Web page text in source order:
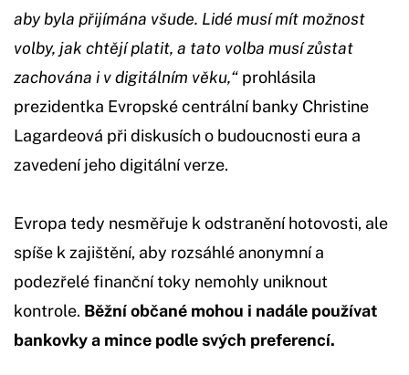
aby byla přijímána všude. Lidé musí mít možnost
volby, jak chtějí platit, a tato volba musí zůstat
zachována i v digitálním věku,“ prohlásila
prezidentka Evropské centrální banky Christine
Lagardeová při diskusích o budoucnosti eura a
zavedení jeho digitální verze.
Evropa tedy nesměřuje k odstranění hotovosti, ale
spíše k zajištění, aby rozsáhlé anonymní a
podezřelé finanční toky nemohly uniknout
kontrole. Běžní občané mohou i nadále používat
bankovky a mince podle svých preferencí.